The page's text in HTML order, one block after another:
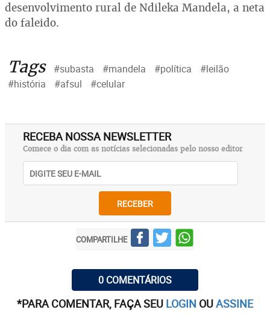
desenvolvimento rural de Ndileka Mandela, a neta
do faleido.
Tags #subasta #mandela #política
#leilão
#história
#afsul #celular
RECEBA NOSSA NEWSLETTER
Comece o dia com as notícias selecionadas pelo nosso editor
RECEBER
COMPARTILHE
0 COMENTÁRIOS
*PARA COMENTAR, FAÇA SEU LOGIN OUASSINE